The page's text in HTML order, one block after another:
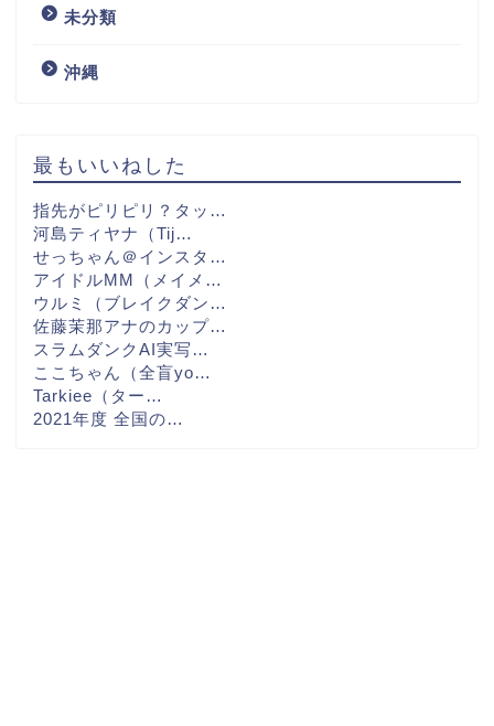
未分類
沖縄
最もいいねした
指先がピリピリ？タッ…
河島ティヤナ（Tij…
せっちゃん＠インスタ…
アイドルMM（メイメ…
ウルミ（ブレイクダン…
佐藤茉那アナのカップ…
スラムダンクAI実写…
ここちゃん（全盲yo…
Tarkiee（ター…
2021年度 全国の…